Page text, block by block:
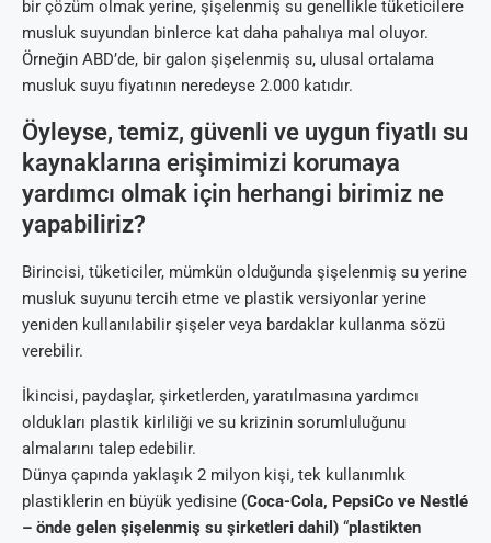
bir çözüm olmak yerine, şişelenmiş su genellikle tüketicilere
musluk suyundan binlerce kat daha pahalıya mal oluyor.
Örneğin ABD’de, bir galon şişelenmiş su, ulusal ortalama
musluk suyu fiyatının neredeyse 2.000 katıdır.
Öyleyse, temiz, güvenli ve uygun fiyatlı su
kaynaklarına erişimimizi korumaya
yardımcı olmak için herhangi birimiz ne
yapabiliriz?
Birincisi, tüketiciler, mümkün olduğunda şişelenmiş su yerine
musluk suyunu tercih etme ve plastik versiyonlar yerine
yeniden kullanılabilir şişeler veya bardaklar kullanma sözü
verebilir.
İkincisi, paydaşlar, şirketlerden, yaratılmasına yardımcı
oldukları plastik kirliliği ve su krizinin sorumluluğunu
almalarını talep edebilir.
Dünya çapında yaklaşık 2 milyon kişi, tek kullanımlık
plastiklerin en büyük yedisine (Coca-Cola, PepsiCo ve Nestlé
– önde gelen şişelenmiş su şirketleri dahil) “plastikten